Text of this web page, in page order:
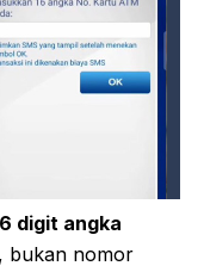
digit angka
bukan nomor